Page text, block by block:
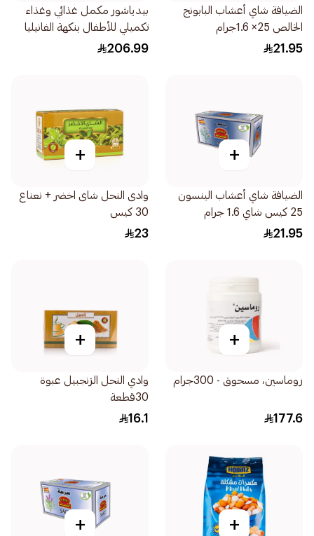
الضيافة شاي أعشاب البابونج
الخالص 25× 1.6جرام
21.95
بيدياشور مكمل غذائي وغذاء
تكميلي للأطفال بنكهة الفانيليا
1600جرام
206.99
+
الضيافة شاي أعشاب الينسون
25 كيس شاي 1.6 جرام
21.95
+
وادى النحل شاى اخضر + نعناع
30 كيس
23
+
روماسين، مسحوق - 300جرام
177.6
+
وادي النحل الزنجبيل عبوة
30قطعة
16.1
+
+